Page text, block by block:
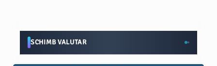
SCHIMB VALUTAR